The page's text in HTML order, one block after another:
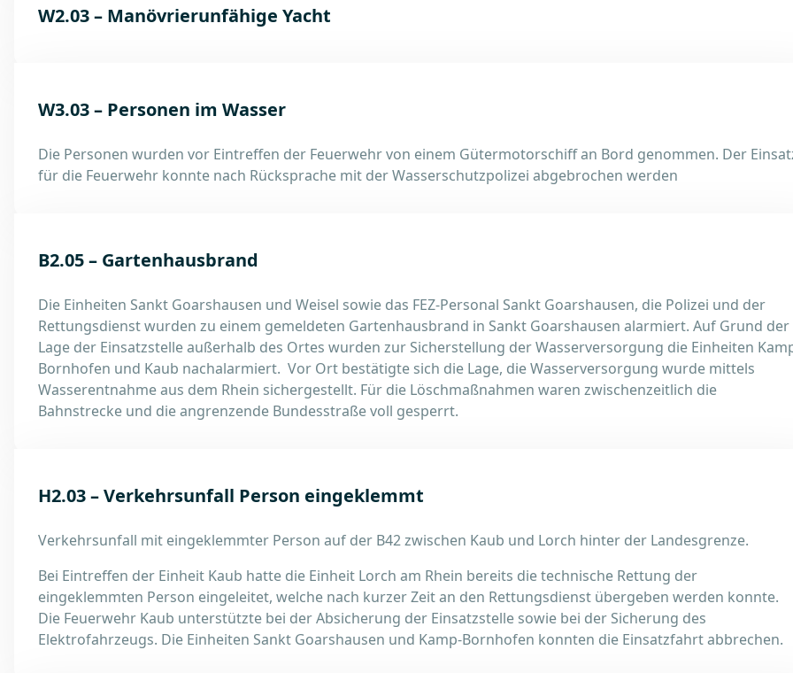
W2.03 – Manövrierunfähige Yacht
W3.03 – Personen im Wasser
Die Personen wurden vor Eintreffen der Feuerwehr von einem Gütermotorschiff an Bord genommen. Der
für die Feuerwehr konnte nach Rücksprache mit der Wasserschutzpolizei abgebrochen werden
B2.05 – Gartenhausbrand
Die Einheiten Sankt Goarshausen und Weisel sowie das FEZ-Personal Sankt Goarshausen, die Polizei und der
Rettungsdienst wurden zu einem gemeldeten Gartenhausbrand in Sankt Goarshausen alarmiert. Auf Grund der
Lage der Einsatzstelle außerhalb des Ortes wurden zur Sicherstellung der Wasserversorgung die Einheiten
Bornhofen und Kaub nachalarmiert. Vor Ort bestätigte sich die Lage, die Wasserversorgung wurde mittels
Wasserentnahme aus dem Rhein sichergestellt. Für die Löschmaßnahmen waren zwischenzeitlich die
Bahnstrecke und die angrenzende Bundesstraße voll gesperrt.
H2.03 – Verkehrsunfall Person eingeklemmt
Verkehrsunfall mit eingeklemmter Person auf der B42 zwischen Kaub und Lorch hinter der Landesgrenze.
Bei Eintreffen der Einheit Kaub hatte die Einheit Lorch am Rhein bereits die technische Rettung der
eingeklemmten Person eingeleitet, welche nach kurzer Zeit an den Rettungsdienst übergeben werden konnte.
Die Feuerwehr Kaub unterstützte bei der Absicherung der Einsatzstelle sowie bei der Sicherung des
Elektrofahrzeugs. Die Einheiten Sankt Goarshausen und Kamp-Bornhofen konnten die Einsatzfahrt abbrechen.